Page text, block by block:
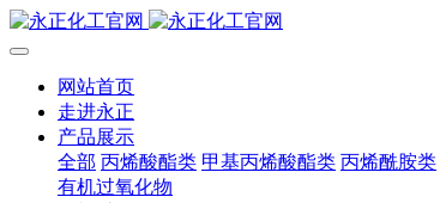
网站首页
走进永正
产品展示
全部 丙烯酸酯类 甲基丙烯酸酯类 丙烯酰胺类
有机过氧化物